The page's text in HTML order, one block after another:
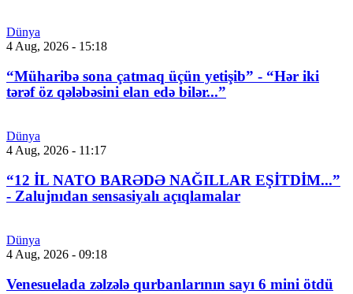
Dünya
4 Aug, 2026 - 15:18
“Müharibə sona çatmaq üçün yetişib” - “Hər iki
tərəf öz qələbəsini elan edə bilər...”
Dünya
4 Aug, 2026 - 11:17
“12 İL NATO BARƏDƏ NAĞILLAR EŞİTDİM...”
- Zalujnıdan sensasiyalı açıqlamalar
Dünya
4 Aug, 2026 - 09:18
Venesuelada zəlzələ qurbanlarının sayı 6 mini ötdü